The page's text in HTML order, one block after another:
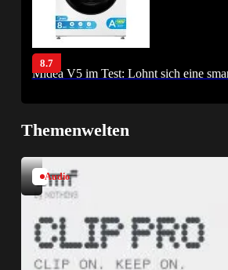
8.7
Midea V5 im Test: Lohnt sich eine
Themenwelten
Audio